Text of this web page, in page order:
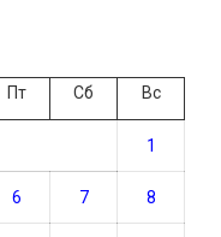
Пт Сб Вс
1
6 7 8